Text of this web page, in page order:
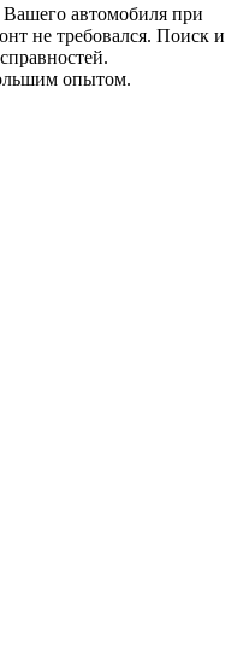
Вашего автомобиля при
не требовался. Поиск и
опытом.